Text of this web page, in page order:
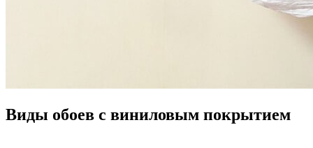
Виды обоев с виниловым покрытием